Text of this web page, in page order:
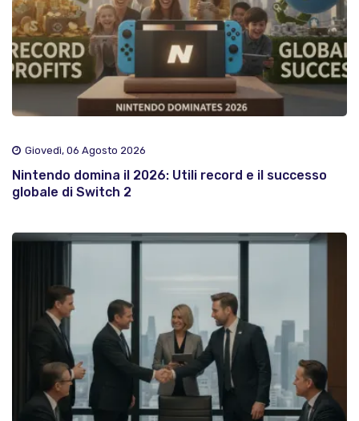
Giovedì, 06 Agosto 2026
Nintendo domina il 2026: Utili record e il successo
globale di Switch 2